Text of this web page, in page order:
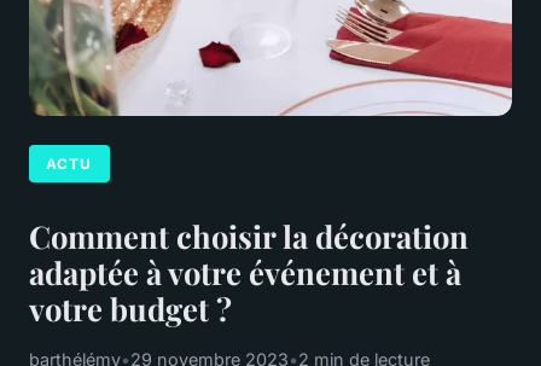
ACTU
Comment choisir la décoration
adaptée à votre événement et à
votre budget ?
barthélémy•29 novembre 2023•2 min de lecture